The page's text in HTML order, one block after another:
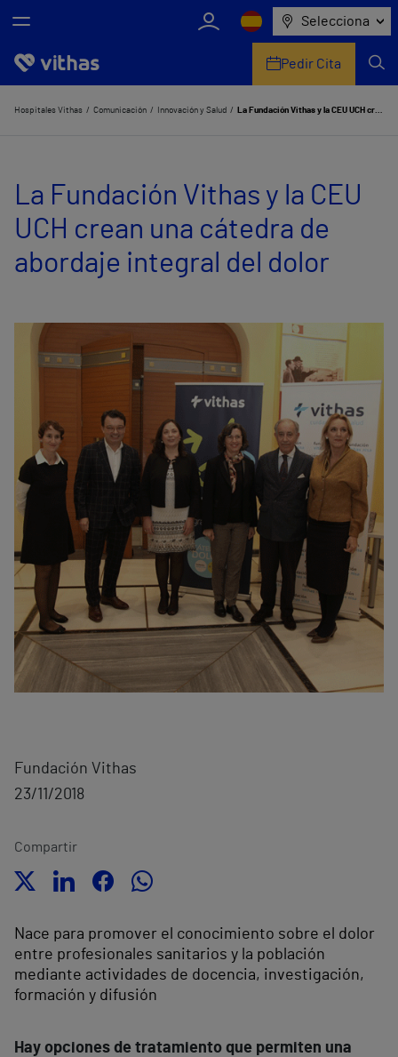
Selecciona
Nosotros
Servicios de salud
Equipo médico y asistencial
Información útil
Comunicación
Pedir Cita
Hospitales Vithas Comunicación Innovación y Salud La Fundación Vithas y la CEU UCH crean una cátedra de abordaje integral del dolor
La Fundación Vithas y la CEU
UCH crean una cátedra de
abordaje integral del dolor
Fundación Vithas
23/11/2018
Compartir
Nace para promover el conocimiento sobre el dolor
entre profesionales sanitarios y la población
mediante actividades de docencia, investigación,
formación y difusión
Hay opciones de tratamiento que permiten una